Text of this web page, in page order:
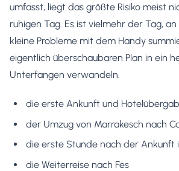
umfasst, liegt das größte Risiko meist
ruhigen Tag. Es ist vielmehr der Tag,
kleine Probleme mit dem Handy
eigentlich überschaubaren Plan in ein
Unterfangen verwandeln.
die erste Ankunft und
der Umzug von Marrakesch nach
die erste Stunde nach der Ankunft
die Weiterreise nach Fes